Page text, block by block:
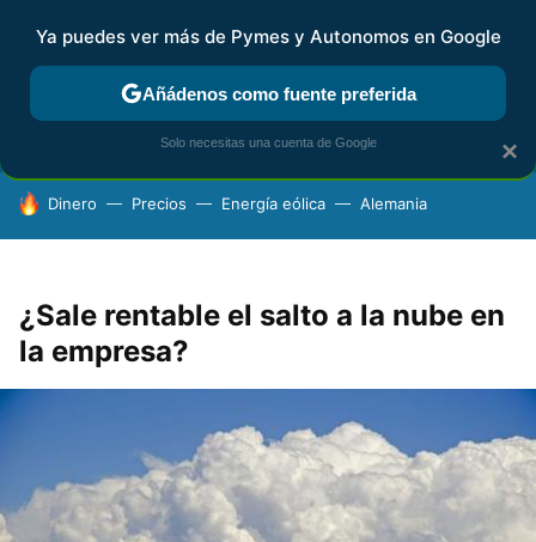
FISCALIDAD Y CONTABILIDAD KIT DIGITAL RENTA
HOY SE HABLA DE
Dinero Precios Energía eólica Alemania
¿Sale rentable el salto a la nube en
la empresa?
×
Ya puedes ver más de Pymes y Autonomos en Google
Añádenos como fuente preferida
Solo necesitas una cuenta de Google